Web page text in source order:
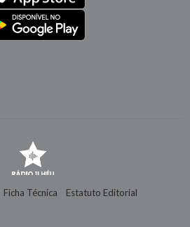
Ficha Técnica Estatuto Editorial